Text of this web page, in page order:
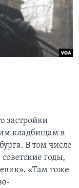
застройки
кладбищам в
В том числе
годы,
«Там тоже